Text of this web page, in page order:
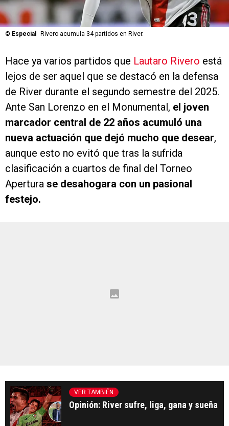
© Especial Rivero acumula 34 partidos en River.
Hace ya varios partidos que Lautaro Rivero está
lejos de ser aquel que se destacó en la defensa
de River durante el segundo semestre del 2025.
Ante San Lorenzo en el Monumental, el joven
marcador central de 22 años acumuló una
nueva actuación que dejó mucho que desear,
aunque esto no evitó que tras la sufrida
clasificación a cuartos de final del Torneo
Apertura se desahogara con un pasional
festejo.
VER TAMBIÉN
Opinión: River sufre, liga, gana y sueña